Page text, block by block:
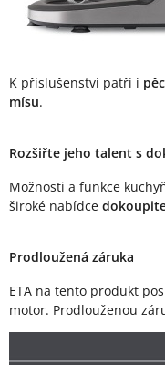
K příslušenství patří i
mísu.
Rozšiřte jeho talent s
Možnosti a funkce
široké nabídce
Prodloužená záruka
ETA na tento produkt
motor. Prodlouženou